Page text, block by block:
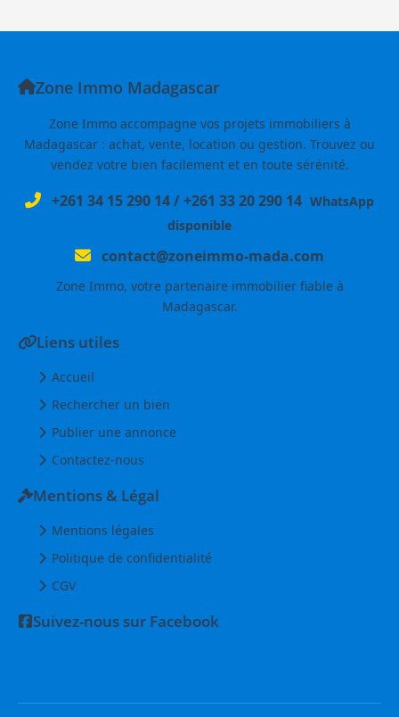
Zone Immo Madagascar
Zone Immo accompagne vos projets immobiliers à
Madagascar : achat, vente, location ou gestion. Trouvez ou
vendez votre bien facilement et en toute sérénité.
+261 34 15 290 14/+261 33 20 290 14 WhatsApp
disponible
contact@zoneimmo-mada.com
Zone Immo, votre partenaire immobilier fiable à
Madagascar.
Liens utiles
Accueil
Rechercher un bien
Publier une annonce
Contactez-nous
Mentions & Légal
Mentions légales
Politique de confidentialité
CGV
Suivez-nous sur Facebook